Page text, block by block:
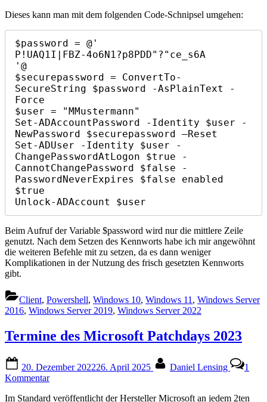
Dieses kann man mit dem folgenden Code-Schnipsel umgehen:
$password = @'
P!UAQ1I|FBZ-4o6N1?p8PDD"?"ce_s6A
'@
$securepassword = ConvertTo-
SecureString $password -AsPlainText -
Force
$user = "MMustermann"
Set-ADAccountPassword -Identity $user -
NewPassword $securepassword –Reset
Set-ADUser -Identity $user -
ChangePasswordAtLogon $true -
CannotChangePassword $false -
PasswordNeverExpires $false enabled
$true
Unlock-ADAccount $user
Beim Aufruf der Variable $password wird nur die mittlere Zeile
genutzt. Nach dem Setzen des Kennworts habe ich mir angewöhnt
die weiteren Befehle mit zu setzen, da es dann weniger
Komplikationen in der Nutzung des frisch gesetzten Kennworts
gibt.
Client, Powershell, Windows 10, Windows 11 , Windows Server
2016, Windows Server 2019, Windows Server 2022
Termine des Microsoft Patchdays 2023
on
20. Dezember 202226. April 2025 Daniel Lensing
1
Kommentarzu
des
Im Standard veröffentlicht der Hersteller Microsoft an jedem 2ten